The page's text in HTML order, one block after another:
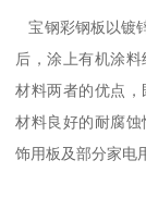
宝钢彩钢板以镀
后，涂上有机涂
材料两者的优点
材料良好的耐腐
饰用板及部分家电